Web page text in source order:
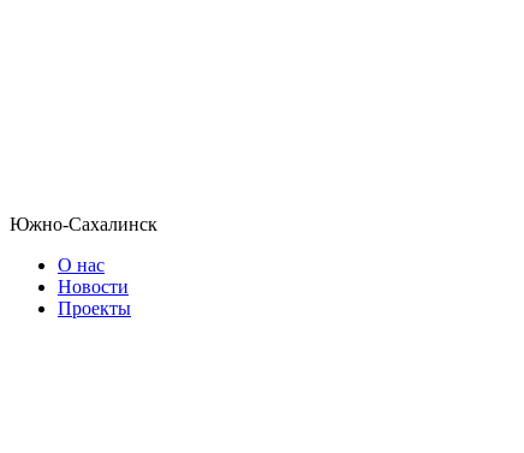
Южно-Сахалинск
О нас
Новости
Проекты